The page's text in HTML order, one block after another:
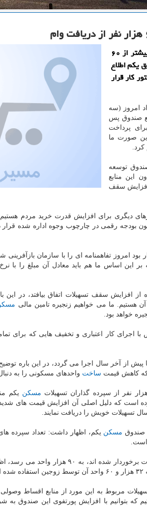
به گزارش مسیرساز مدیرعامل بانك مسكن از انصراف بیشتر از ۶۰
یكم اطلاع
كار قرار
امروز (سه
صندوق پس
پرداخت
صورت ما
توسعه
این منابع
افزایش سقف
دیگری برای افزایش قدرت خرید مردم
شهری هدفگذاری كرده ایم و طبق تبصره ۱۸ قانون بودجه رقمی در چارچوب
ما هم باید معادل آن مبلغ را با نرخ سود ۹ درصد
از افزایش سقف تسهیلات اتفاق بیافتد، در این
هستیم. ما می خواهیم زنجیره تامین مالی
اجرای كار اعتباری و تخفیف هایی كه برای
پیش از آخر سال اجرا می گردد، در این باره
كه كاهش قیمت ساخت واحدهای مسكونی را به
مسكن یكم
۳۶ هزار فقره در خلال ۱۰ ماهه اخیر بوده است كه دلیل اصلی آن
تسهیلات خویش را دریافت نمایند.
مسكن
مربوط به این مورد از منابع اقساط وصولی
و در صدد هستیم كه بتوانیم با افزایش پورتفوی این